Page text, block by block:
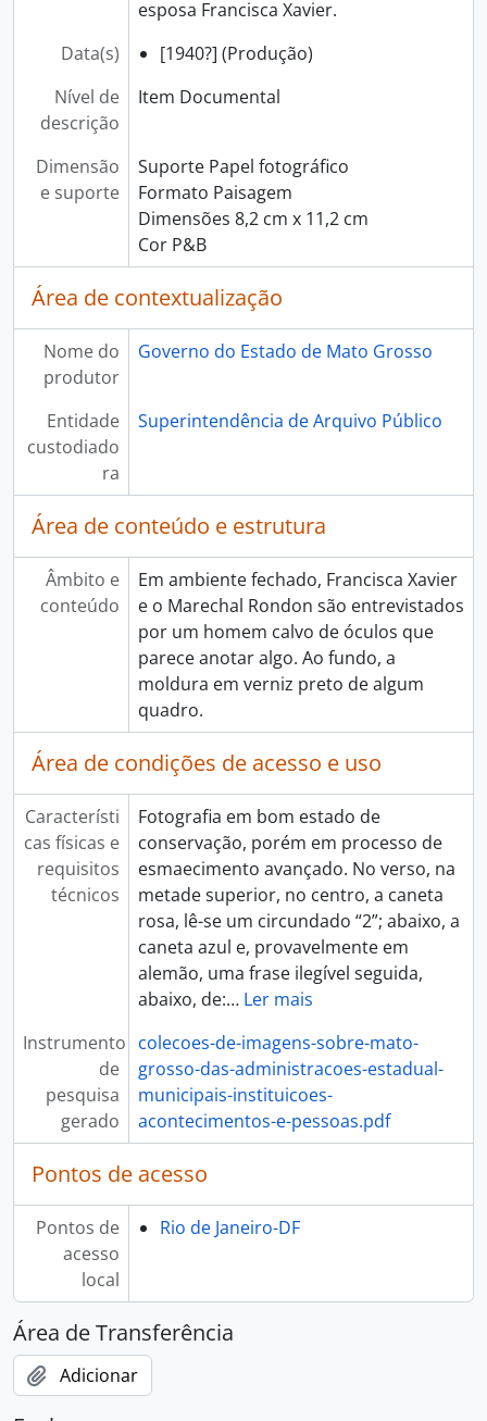
esposa Francisca Xavier.
Data(s)
[1940?] (Produção)
Nível de
descrição
Item Documental
Dimensão
e suporte
Suporte Papel fotográfico
Formato Paisagem
Dimensões 8,2 cm x 11,2 cm
Cor P&B
Área de contextualização
Nome do
produtor
Governo do Estado de Mato Grosso
Entidade
custodiado
ra
Superintendência de Arquivo Público
Área de conteúdo e estrutura
Âmbito e
conteúdo
Em ambiente fechado, Francisca Xavier
e o Marechal Rondon são entrevistados
por um homem calvo de óculos que
parece anotar algo. Ao fundo, a
moldura em verniz preto de algum
quadro.
Área de condições de acesso e uso
Característi
cas físicas e
requisitos
técnicos
Fotografia em bom estado de
conservação, porém em processo de
esmaecimento avançado. No verso, na
metade superior, no centro, a caneta
rosa, lê-se um circundado “2”; abaixo, a
caneta azul e, provavelmente em
alemão, uma frase ilegível seguida,
abaixo, de:… Ler mais
Instrumento
de
pesquisa
gerado
colecoes-de-imagens-sobre-mato-
grosso-das-administracoes-estadual-
municipais-instituicoes-
acontecimentos-e-pessoas.pdf
Pontos de acesso
Pontos de
acesso
local
Rio de Janeiro-DF
Área de Transferência
Adicionar